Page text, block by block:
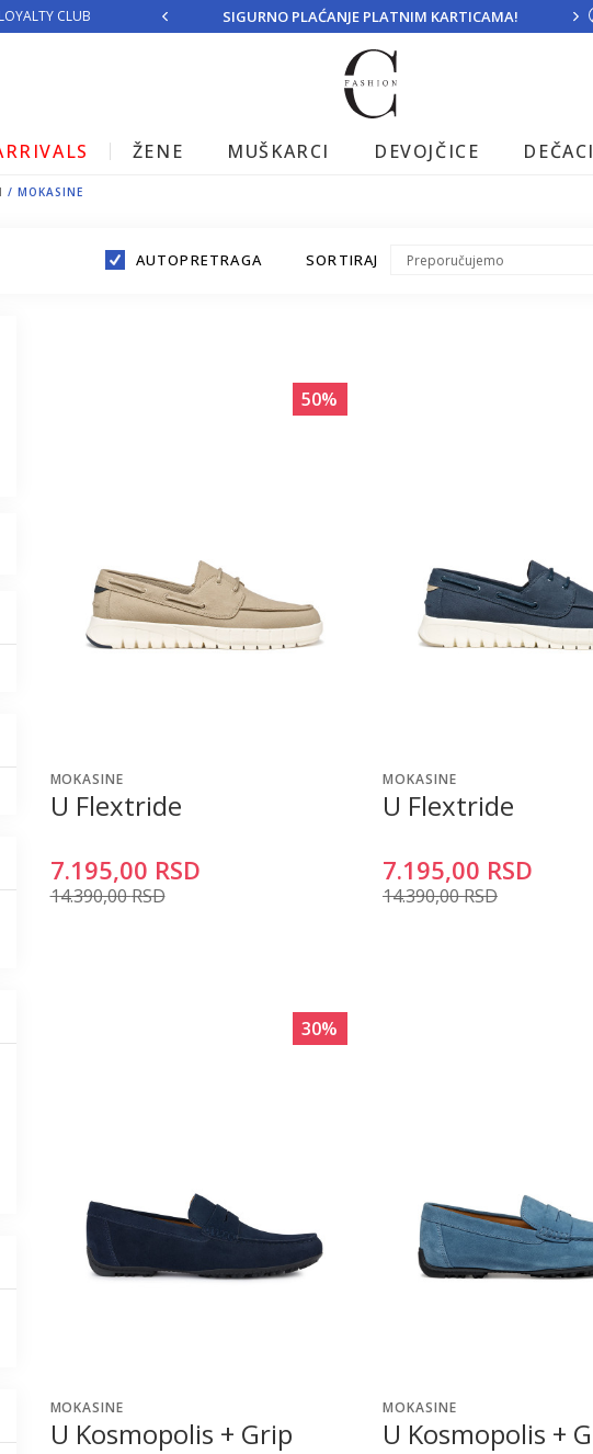
LOYALTY CLUB
ZA 24H! SIGURNO PLAĆANJE PLATNIM KARTICAMA!
ŽENE MUŠKARCI DEVOJČICE DEČACI
MOKASINE
AUTOPRETRAGA SORTIRAJ
50%
MOKASINE
U Flextride
7.195,00 RSD
14.390,00RSD
MOKASINE
U Flextride
7.195,00 RSD
14.390,00RSD
30%
MOKASINE
U Kosmopolis + Grip
MOKASINE
U Kosmopolis +